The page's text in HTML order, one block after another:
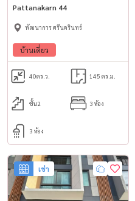
#ThePlantExclusique #ขายบ้าน
#Pattanakarn #Srinakarin
Pattanakarn 44
พัฒนาการ ศรีนครินทร์
บ้านเดี่ยว
40ตร.ว. 145 ตร.ม.
ชั้น2 3 ห้อง
3 ห้อง
เช่า